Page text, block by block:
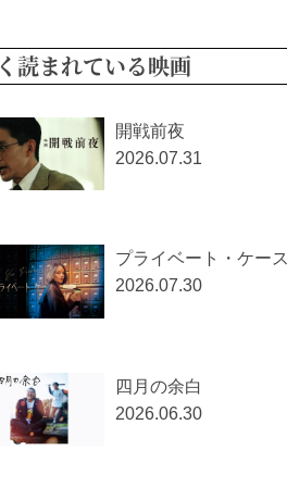
読まれている映画
開戦前夜
2026.07.31
プライベート・ケース
2026.07.30
四月の余白
2026.06.30